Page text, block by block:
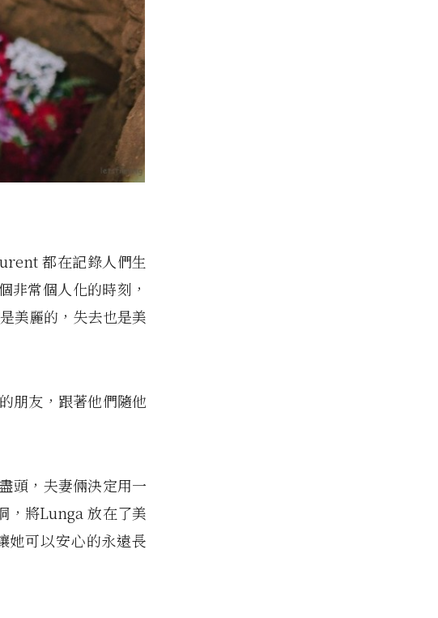
都在記錄人們生
非常個人化的時刻，
美麗的，失去也是美
朋友，跟著他們隨他
頭，夫妻倆決定用一
，將Lunga 放在了美
她可以安心的永遠長